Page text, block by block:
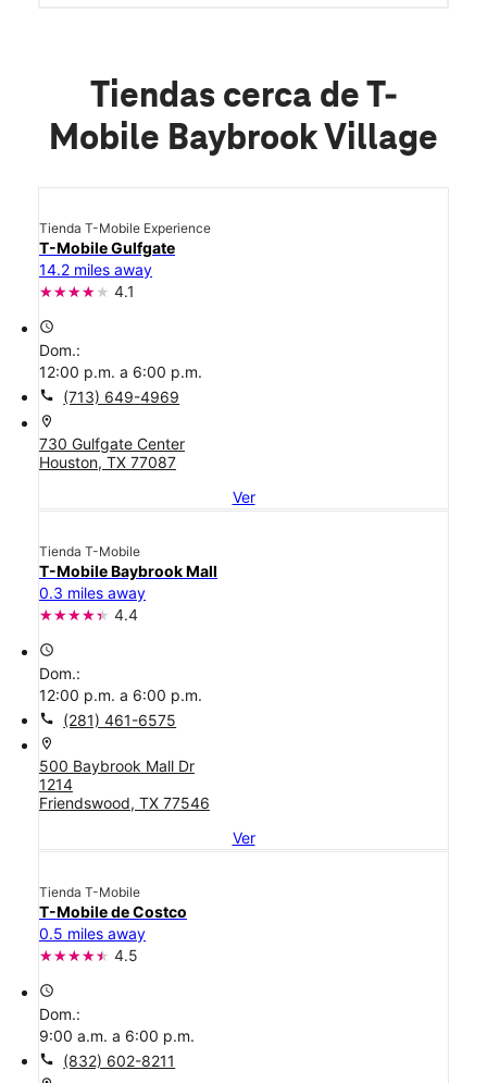
Tiendas cerca de T-
Mobile Baybrook Village
Tienda T-Mobile Experience
T-Mobile Gulfgate
14.2 miles away
4.1
access_time
Dom.:
12:00 p.m. a 6:00 p.m.
call (713) 649-4969
location_on
730 Gulfgate Center
Houston, TX 77087
Ver
Tienda T-Mobile
T-Mobile Baybrook Mall
0.3 miles away
4.4
access_time
Dom.:
12:00 p.m. a 6:00 p.m.
call (281) 461-6575
location_on
500 Baybrook Mall Dr
1214
Friendswood, TX 77546
Ver
Tienda T-Mobile
T-Mobile de Costco
0.5 miles away
4.5
access_time
Dom.:
9:00 a.m. a 6:00 p.m.
call (832) 602-8211